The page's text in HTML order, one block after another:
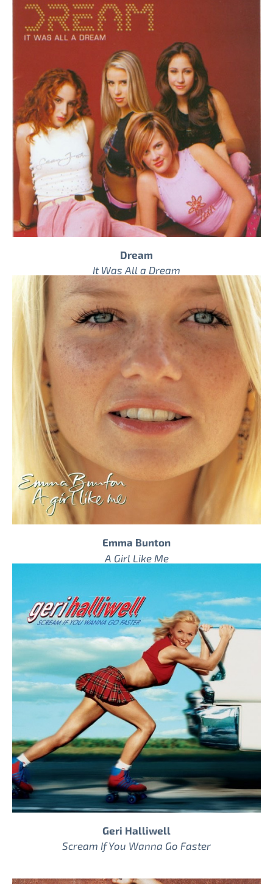
Dream
It Was All a Dream
Emma Bunton
A Girl Like Me
Geri Halliwell
Scream If You Wanna Go Faster